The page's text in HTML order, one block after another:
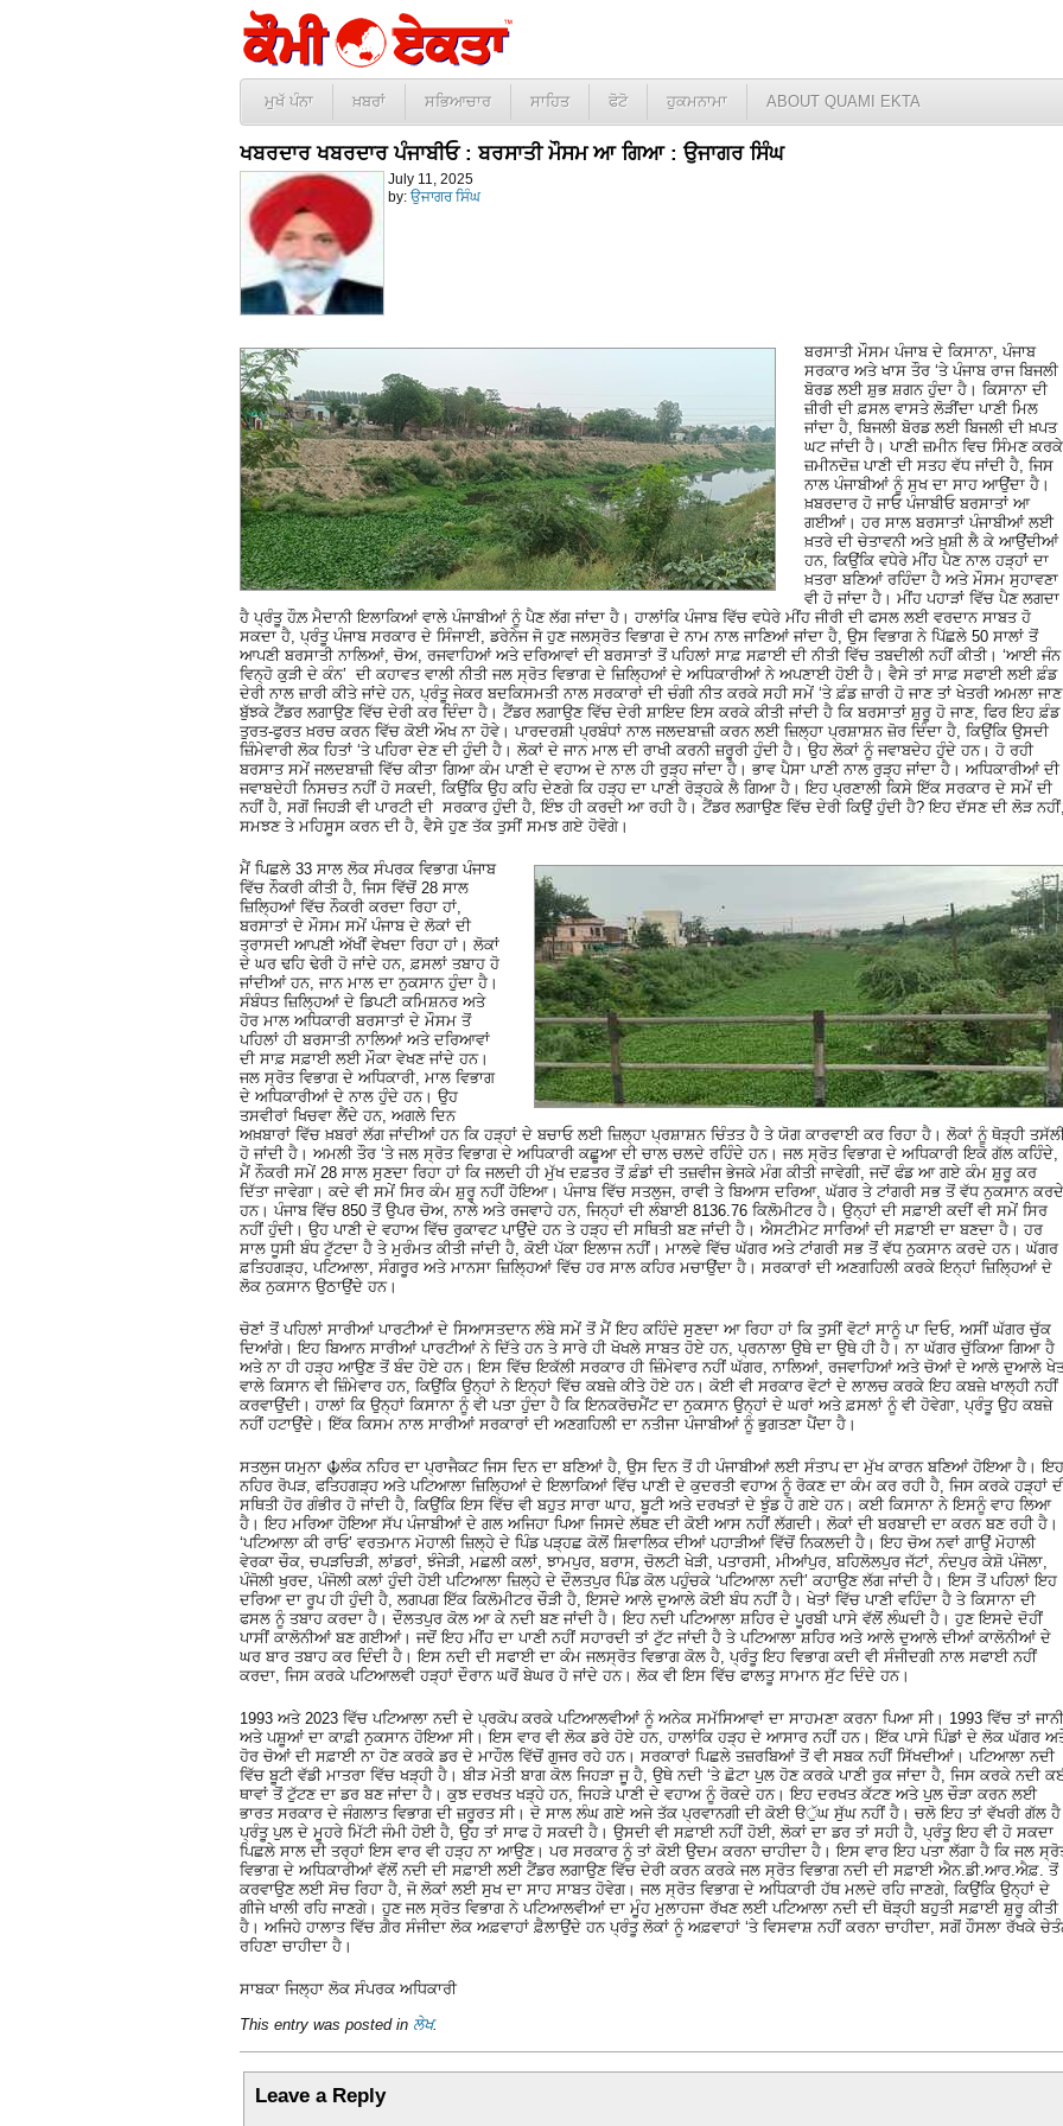
ਮੁਖੱ ਪੰਨਾ ਖ਼ਬਰਾਂ ਸਭਿਆਚਾਰ ਸਾਹਿਤ ਫੋਟੋ ਹੁਕਮਨਾਮਾ ABOUT QUAMI EKTA
ਖਬਰਦਾਰ ਖਬਰਦਾਰ ਪੰਜਾਬੀਓ : ਬਰਸਾਤੀ ਮੌਸਮ ਆ ਗਿਆ : ਉਜਾਗਰ ਸਿੰਘ
July 11, 2025
by: ਉਜਾਗਰ ਸਿੰਘ
ਬਰਸਾਤੀ ਮੌਸਮ ਪੰਜਾਬ ਦੇ ਕਿਸਾਨਾ, ਪੰਜਾਬ
ਸਰਕਾਰ ਅਤੇ ਖਾਸ ਤੌਰ ‘ਤੇ ਪੰਜਾਬ ਰਾਜ ਬਿਜਲੀ
ਬੋਰਡ ਲਈ ਸ਼ੁਭ ਸ਼ਗਨ ਹੁੰਦਾ ਹੈ। ਕਿਸਾਨਾ ਦੀ
ਜ਼ੀਰੀ ਦੀ ਫ਼ਸਲ ਵਾਸਤੇ ਲੋੜੀਂਦਾ ਪਾਣੀ ਮਿਲ
ਜਾਂਦਾ ਹੈ, ਬਿਜਲੀ ਬੋਰਡ ਲਈ ਬਿਜਲੀ ਦੀ ਖ਼ਪਤ
ਘਟ ਜਾਂਦੀ ਹੈ। ਪਾਣੀ ਜ਼ਮੀਨ ਵਿਚ ਸਿੰਮਣ ਕਰਕੇ
ਜ਼ਮੀਨਦੋਜ਼ ਪਾਣੀ ਦੀ ਸਤਹ ਵੱਧ ਜਾਂਦੀ ਹੈ, ਜਿਸ
ਨਾਲ ਪੰਜਾਬੀਆਂ ਨੂੰ ਸੁਖ ਦਾ ਸਾਹ ਆਉਂਦਾ ਹੈ।
ਖ਼ਬਰਦਾਰ ਹੋ ਜਾਓ ਪੰਜਾਬੀਓ ਬਰਸਾਤਾਂ ਆ
ਗਈਆਂ। ਹਰ ਸਾਲ ਬਰਸਾਤਾਂ ਪੰਜਾਬੀਆਂ ਲਈ
ਖ਼ਤਰੇ ਦੀ ਚੇਤਾਵਨੀ ਅਤੇ ਖ਼ੁਸ਼ੀ ਲੈ ਕੇ ਆਉਂਦੀਆਂ
ਹਨ, ਕਿਉਂਕਿ ਵਧੇਰੇ ਮੀਂਹ ਪੈਣ ਨਾਲ ਹੜ੍ਹਾਂ ਦਾ
ਖ਼ਤਰਾ ਬਣਿਆਂ ਰਹਿੰਦਾ ਹੈ ਅਤੇ ਮੌਸਮ ਸੁਹਾਵਣਾ
ਵੀ ਹੋ ਜਾਂਦਾ ਹੈ। ਮੀਂਹ ਪਹਾੜਾਂ ਵਿੱਚ ਪੈਣ ਲਗਦਾ
ਹੈ ਪ੍ਰੰਤੂ ਹੌਲ਼ ਮੈਦਾਨੀ ਇਲਾਕਿਆਂ ਵਾਲੇ ਪੰਜਾਬੀਆਂ ਨੂੰ ਪੈਣ ਲੱਗ ਜਾਂਦਾ ਹੈ। ਹਾਲਾਂਕਿ ਪੰਜਾਬ ਵਿੱਚ ਵਧੇਰੇ ਮੀਂਹ ਜੀਰੀ ਦੀ ਫਸਲ ਲਈ ਵਰਦਾਨ ਸਾਬਤ ਹੋ
ਸਕਦਾ ਹੈ, ਪ੍ਰੰਤੂ ਪੰਜਾਬ ਸਰਕਾਰ ਦੇ ਸਿੰਜਾਈ, ਡਰੇਨੇਜ ਜੋ ਹੁਣ ਜਲਸ੍ਰੋਤ ਵਿਭਾਗ ਦੇ ਨਾਮ ਨਾਲ ਜਾਣਿਆਂ ਜਾਂਦਾ ਹੈ, ਉਸ ਵਿਭਾਗ ਨੇ ਪਿੱਛਲੇ 50 ਸਾਲਾਂ ਤੋਂ
ਆਪਣੀ ਬਰਸਾਤੀ ਨਾਲਿਆਂ, ਚੋਅ, ਰਜਵਾਹਿਆਂ ਅਤੇ ਦਰਿਆਵਾਂ ਦੀ ਬਰਸਾਤਾਂ ਤੋਂ ਪਹਿਲਾਂ ਸਾਫ਼ ਸਫ਼ਾਈ ਦੀ ਨੀਤੀ ਵਿੱਚ ਤਬਦੀਲੀ ਨਹੀਂ ਕੀਤੀ। ‘ਆਈ ਜੰਨ
ਵਿਨ੍ਹੋ ਕੁੜੀ ਦੇ ਕੰਨ’ ਦੀ ਕਹਾਵਤ ਵਾਲੀ ਨੀਤੀ ਜਲ ਸ੍ਰੋਤ ਵਿਭਾਗ ਦੇ ਜ਼ਿਲਿ੍ਹਆਂ ਦੇ ਅਧਿਕਾਰੀਆਂ ਨੇ ਅਪਣਾਈ ਹੋਈ ਹੈ। ਵੈਸੇ ਤਾਂ ਸਾਫ਼ ਸਫਾਈ ਲਈ ਫ਼ੰਡ
ਦੇਰੀ ਨਾਲ ਜ਼ਾਰੀ ਕੀਤੇ ਜਾਂਦੇ ਹਨ, ਪ੍ਰੰਤੂ ਜੇਕਰ ਬਦਕਿਸਮਤੀ ਨਾਲ ਸਰਕਾਰਾਂ ਦੀ ਚੰਗੀ ਨੀਤ ਕਰਕੇ ਸਹੀ ਸਮੇਂ ‘ਤੇ ਫ਼ੰਡ ਜ਼ਾਰੀ ਹੋ ਜਾਣ ਤਾਂ ਖੇਤਰੀ ਅਮਲਾ ਜਾਣ
ਬੁੱਝਕੇ ਟੈਂਡਰ ਲਗਾਉਣ ਵਿੱਚ ਦੇਰੀ ਕਰ ਦਿੰਦਾ ਹੈ। ਟੈਂਡਰ ਲਗਾਉਣ ਵਿੱਚ ਦੇਰੀ ਸ਼ਾਇਦ ਇਸ ਕਰਕੇ ਕੀਤੀ ਜਾਂਦੀ ਹੈ ਕਿ ਬਰਸਾਤਾਂ ਸ਼ੁਰੂ ਹੋ ਜਾਣ, ਫਿਰ ਇਹ ਫ਼ੰਡ
ਤੁਰਤ-ਫੁਰਤ ਖ਼ਰਚ ਕਰਨ ਵਿੱਚ ਕੋਈ ਔਖ ਨਾ ਹੋਵੇ। ਪਾਰਦਰਸ਼ੀ ਪ੍ਰਬੰਧਾਂ ਨਾਲ ਜਲਦਬਾਜ਼ੀ ਕਰਨ ਲਈ ਜ਼ਿਲ੍ਹਾ ਪ੍ਰਸ਼ਾਸ਼ਨ ਜ਼ੋਰ ਦਿੰਦਾ ਹੈ, ਕਿਉਂਕਿ ਉਸਦੀ
ਜ਼ਿੰਮੇਵਾਰੀ ਲੋਕ ਹਿਤਾਂ ‘ਤੇ ਪਹਿਰਾ ਦੇਣ ਦੀ ਹੁੰਦੀ ਹੈ। ਲੋਕਾਂ ਦੇ ਜਾਨ ਮਾਲ ਦੀ ਰਾਖੀ ਕਰਨੀ ਜ਼ਰੂਰੀ ਹੁੰਦੀ ਹੈ। ਉਹ ਲੋਕਾਂ ਨੂੰ ਜਵਾਬਦੇਹ ਹੁੰਦੇ ਹਨ। ਹੋ ਰਹੀ
ਬਰਸਾਤ ਸਮੇਂ ਜਲਦਬਾਜ਼ੀ ਵਿੱਚ ਕੀਤਾ ਗਿਆ ਕੰਮ ਪਾਣੀ ਦੇ ਵਹਾਅ ਦੇ ਨਾਲ ਹੀ ਰੁੜ੍ਹ ਜਾਂਦਾ ਹੈ। ਭਾਵ ਪੈਸਾ ਪਾਣੀ ਨਾਲ ਰੁੜ੍ਹ ਜਾਂਦਾ ਹੈ। ਅਧਿਕਾਰੀਆਂ ਦੀ
ਜਵਾਬਦੇਹੀ ਨਿਸਚਤ ਨਹੀਂ ਹੋ ਸਕਦੀ, ਕਿਉਂਕਿ ਉਹ ਕਹਿ ਦੇਣਗੇ ਕਿ ਹੜ੍ਹ ਦਾ ਪਾਣੀ ਰੋੜ੍ਹਕੇ ਲੈ ਗਿਆ ਹੈ। ਇਹ ਪ੍ਰਣਾਲੀ ਕਿਸੇ ਇੱਕ ਸਰਕਾਰ ਦੇ ਸਮੇਂ ਦੀ
ਨਹੀਂ ਹੈ, ਸਗੋਂ ਜਿਹੜੀ ਵੀ ਪਾਰਟੀ ਦੀ ਸਰਕਾਰ ਹੁੰਦੀ ਹੈ, ਇੰਝ ਹੀ ਕਰਦੀ ਆ ਰਹੀ ਹੈ। ਟੈਂਡਰ ਲਗਾਉਣ ਵਿੱਚ ਦੇਰੀ ਕਿਉਂ ਹੁੰਦੀ ਹੈ? ਇਹ ਦੱਸਣ ਦੀ ਲੋੜ
ਸਮਝਣ ਤੇ ਮਹਿਸੂਸ ਕਰਨ ਦੀ ਹੈ, ਵੈਸੇ ਹੁਣ ਤੱਕ ਤੁਸੀਂ ਸਮਝ ਗਏ ਹੋਵੋਗੇ।
ਮੈਂ ਪਿਛਲੇ 33 ਸਾਲ ਲੋਕ ਸੰਪਰਕ ਵਿਭਾਗ ਪੰਜਾਬ
ਵਿੱਚ ਨੌਕਰੀ ਕੀਤੀ ਹੈ, ਜਿਸ ਵਿੱਚੋਂ 28 ਸਾਲ
ਜ਼ਿਲਿ੍ਹਆਂ ਵਿੱਚ ਨੌਕਰੀ ਕਰਦਾ ਰਿਹਾ ਹਾਂ,
ਬਰਸਾਤਾਂ ਦੇ ਮੌਸਮ ਸਮੇਂ ਪੰਜਾਬ ਦੇ ਲੋਕਾਂ ਦੀ
ਤ੍ਰਾਸਦੀ ਆਪਣੀ ਅੱਖੀਂ ਵੇਖਦਾ ਰਿਹਾ ਹਾਂ। ਲੋਕਾਂ
ਦੇ ਘਰ ਢਹਿ ਢੇਰੀ ਹੋ ਜਾਂਦੇ ਹਨ, ਫ਼ਸਲਾਂ ਤਬਾਹ ਹੋ
ਜਾਂਦੀਆਂ ਹਨ, ਜਾਨ ਮਾਲ ਦਾ ਨੁਕਸਾਨ ਹੁੰਦਾ ਹੈ।
ਸੰਬੰਧਤ ਜ਼ਿਲਿ੍ਹਆਂ ਦੇ ਡਿਪਟੀ ਕਮਿਸ਼ਨਰ ਅਤੇ
ਹੋਰ ਮਾਲ ਅਧਿਕਾਰੀ ਬਰਸਾਤਾਂ ਦੇ ਮੌਸਮ ਤੋਂ
ਪਹਿਲਾਂ ਹੀ ਬਰਸਾਤੀ ਨਾਲਿਆਂ ਅਤੇ ਦਰਿਆਵਾਂ
ਦੀ ਸਾਫ਼ ਸਫ਼ਾਈ ਲਈ ਮੌਕਾ ਵੇਖਣ ਜਾਂਦੇ ਹਨ।
ਜਲ ਸ੍ਰੋਤ ਵਿਭਾਗ ਦੇ ਅਧਿਕਾਰੀ, ਮਾਲ ਵਿਭਾਗ
ਦੇ ਅਧਿਕਾਰੀਆਂ ਦੇ ਨਾਲ ਹੁੰਦੇ ਹਨ। ਉਹ
ਤਸਵੀਰਾਂ ਖਿਚਵਾ ਲੈਂਦੇ ਹਨ, ਅਗਲੇ ਦਿਨ
ਅਖ਼ਬਾਰਾਂ ਵਿੱਚ ਖ਼ਬਰਾਂ ਲੱਗ ਜਾਂਦੀਆਂ ਹਨ ਕਿ ਹੜ੍ਹਾਂ ਦੇ ਬਚਾਓ ਲਈ ਜ਼ਿਲ੍ਹਾ ਪ੍ਰਸ਼ਾਸ਼ਨ ਚਿੰਤਤ ਹੈ ਤੇ ਯੋਗ ਕਾਰਵਾਈ ਕਰ ਰਿਹਾ ਹੈ। ਲੋਕਾਂ ਨੂੰ ਥੋੜ੍ਹੀ
ਹੋ ਜਾਂਦੀ ਹੈ। ਅਮਲੀ ਤੌਰ ‘ਤੇ ਜਲ ਸ੍ਰੋਤ ਵਿਭਾਗ ਦੇ ਅਧਿਕਾਰੀ ਕਛੂਆ ਦੀ ਚਾਲ ਚਲਦੇ ਰਹਿੰਦੇ ਹਨ। ਜਲ ਸ੍ਰੋਤ ਵਿਭਾਗ ਦੇ ਅਧਿਕਾਰੀ ਇਕੋ ਗੱਲ ਕਹਿੰਦੇ,
ਮੈਂ ਨੌਕਰੀ ਸਮੇਂ 28 ਸਾਲ ਸੁਣਦਾ ਰਿਹਾ ਹਾਂ ਕਿ ਜਲਦੀ ਹੀ ਮੁੱਖ ਦਫ਼ਤਰ ਤੋਂ ਫ਼ੰਡਾਂ ਦੀ ਤਜ਼ਵੀਜ ਭੇਜਕੇ ਮੰਗ ਕੀਤੀ ਜਾਵੇਗੀ, ਜਦੋਂ ਫੰਡ ਆ ਗਏ ਕੰਮ ਸ਼ੁਰੂ ਕਰ
ਦਿੱਤਾ ਜਾਵੇਗਾ। ਕਦੇ ਵੀ ਸਮੇਂ ਸਿਰ ਕੰਮ ਸ਼ੁਰੂ ਨਹੀਂ ਹੋਇਆ। ਪੰਜਾਬ ਵਿੱਚ ਸਤਲੁਜ, ਰਾਵੀ ਤੇ ਬਿਆਸ ਦਰਿਆ, ਘੱਗਰ ਤੇ ਟਾਂਗਰੀ ਸਭ ਤੋਂ ਵੱਧ ਨੁਕਸਾਨ ਕਰਦੇ
ਹਨ। ਪੰਜਾਬ ਵਿੱਚ 850 ਤੋਂ ਉਪਰ ਚੋਅ, ਨਾਲੇ ਅਤੇ ਰਜਵਾਹੇ ਹਨ, ਜਿਨ੍ਹਾਂ ਦੀ ਲੰਬਾਈ 8136.76 ਕਿਲੋਮੀਟਰ ਹੈ। ਉਨ੍ਹਾਂ ਦੀ ਸਫ਼ਾਈ ਕਦੀਂ ਵੀ ਸਮੇਂ ਸਿਰ
ਨਹੀਂ ਹੁੰਦੀ। ਉਹ ਪਾਣੀ ਦੇ ਵਹਾਅ ਵਿੱਚ ਰੁਕਾਵਟ ਪਾਉਂਦੇ ਹਨ ਤੇ ਹੜ੍ਹ ਦੀ ਸਥਿਤੀ ਬਣ ਜਾਂਦੀ ਹੈ। ਐਸਟੀਮੇਟ ਸਾਰਿਆਂ ਦੀ ਸਫ਼ਾਈ ਦਾ ਬਣਦਾ ਹੈ। ਹਰ
ਸਾਲ ਧੂਸੀ ਬੰਧ ਟੁੱਟਦਾ ਹੈ ਤੇ ਮੁਰੰਮਤ ਕੀਤੀ ਜਾਂਦੀ ਹੈ, ਕੋਈ ਪੱਕਾ ਇਲਾਜ ਨਹੀਂ। ਮਾਲਵੇ ਵਿੱਚ ਘੱਗਰ ਅਤੇ ਟਾਂਗਰੀ ਸਭ ਤੋਂ ਵੱਧ ਨੁਕਸਾਨ ਕਰਦੇ ਹਨ। ਘੱਗਰ
ਫ਼ਤਿਹਗੜ੍ਹ, ਪਟਿਆਲਾ, ਸੰਗਰੂਰ ਅਤੇ ਮਾਨਸਾ ਜ਼ਿਲਿ੍ਹਆਂ ਵਿੱਚ ਹਰ ਸਾਲ ਕਹਿਰ ਮਚਾਉਂਦਾ ਹੈ। ਸਰਕਾਰਾਂ ਦੀ ਅਣਗਹਿਲੀ ਕਰਕੇ ਇਨ੍ਹਾਂ ਜ਼ਿਲਿ੍ਹਆਂ ਦੇ
ਲੋਕ ਨੁਕਸਾਨ ਉਠਾਉਂਦੇ ਹਨ।
ਚੋਣਾਂ ਤੋਂ ਪਹਿਲਾਂ ਸਾਰੀਆਂ ਪਾਰਟੀਆਂ ਦੇ ਸਿਆਸਤਦਾਨ ਲੰਬੇ ਸਮੇਂ ਤੋਂ ਮੈਂ ਇਹ ਕਹਿੰਦੇ ਸੁਣਦਾ ਆ ਰਿਹਾ ਹਾਂ ਕਿ ਤੁਸੀਂ ਵੋਟਾਂ ਸਾਨੂੰ ਪਾ ਦਿਓ, ਅਸੀਂ ਘੱਗਰ ਚੁੱਕ
ਦਿਆਂਗੇ। ਇਹ ਬਿਆਨ ਸਾਰੀਆਂ ਪਾਰਟੀਆਂ ਨੇ ਦਿੱਤੇ ਹਨ ਤੇ ਸਾਰੇ ਹੀ ਖੋਖਲੇ ਸਾਬਤ ਹੋਏ ਹਨ, ਪ੍ਰਨਾਲਾ ਉਥੇ ਦਾ ਉਥੇ ਹੀ ਹੈ। ਨਾ ਘੱਗਰ ਚੁੱਕਿਆ ਗਿਆ ਹੈ
ਅਤੇ ਨਾ ਹੀ ਹੜ੍ਹ ਆਉਣ ਤੋਂ ਬੰਦ ਹੋਏ ਹਨ। ਇਸ ਵਿੱਚ ਇਕੱਲੀ ਸਰਕਾਰ ਹੀ ਜ਼ਿੰਮੇਵਾਰ ਨਹੀਂ ਘੱਗਰ, ਨਾਲਿਆਂ, ਰਜਵਾਹਿਆਂ ਅਤੇ ਚੋਆਂ ਦੇ ਆਲੇ ਦੁਆਲੇ
ਵਾਲੇ ਕਿਸਾਨ ਵੀ ਜ਼ਿੰਮੇਵਾਰ ਹਨ, ਕਿਉਂਕਿ ਉਨ੍ਹਾਂ ਨੇ ਇਨ੍ਹਾਂ ਵਿੱਚ ਕਬਜ਼ੇ ਕੀਤੇ ਹੋਏ ਹਨ। ਕੋਈ ਵੀ ਸਰਕਾਰ ਵੋਟਾਂ ਦੇ ਲਾਲਚ ਕਰਕੇ ਇਹ ਕਬਜ਼ੇ ਖਾਲ੍ਹੀ ਨਹੀਂ
ਕਰਵਾਉਂਦੀ। ਹਾਲਾਂ ਕਿ ਉਨ੍ਹਾਂ ਕਿਸਾਨਾ ਨੂੰ ਵੀ ਪਤਾ ਹੁੰਦਾ ਹੈ ਕਿ ਇਨਕਰੋਚਮੈਂਟ ਦਾ ਨੁਕਸਾਨ ਉਨ੍ਹਾਂ ਦੇ ਘਰਾਂ ਅਤੇ ਫ਼ਸਲਾਂ ਨੂੰ ਵੀ ਹੋਵੇਗਾ, ਪ੍ਰੰਤੂ ਉਹ ਕਬਜ਼ੇ
ਨਹੀਂ ਹਟਾਉਂਦੇ। ਇੱਕ ਕਿਸਮ ਨਾਲ ਸਾਰੀਆਂ ਸਰਕਾਰਾਂ ਦੀ ਅਣਗਹਿਲੀ ਦਾ ਨਤੀਜਾ ਪੰਜਾਬੀਆਂ ਨੂੰ ਭੁਗਤਣਾ ਪੈਂਦਾ ਹੈ।
ਸਤਲੁਜ ਯਮੁਨਾ ☬ਲੰਕ ਨਹਿਰ ਦਾ ਪ੍ਰਾਜੈਕਟ ਜਿਸ ਦਿਨ ਦਾ ਬਣਿਆਂ ਹੈ, ਉਸ ਦਿਨ ਤੋਂ ਹੀ ਪੰਜਾਬੀਆਂ ਲਈ ਸੰਤਾਪ ਦਾ ਮੁੱਖ ਕਾਰਨ ਬਣਿਆਂ ਹੋਇਆ ਹੈ। ਇਹ
ਨਹਿਰ ਰੋਪੜ, ਫਤਿਹਗੜ੍ਹ ਅਤੇ ਪਟਿਆਲਾ ਜ਼ਿਲਿ੍ਹਆਂ ਦੇ ਇਲਾਕਿਆਂ ਵਿੱਚ ਪਾਣੀ ਦੇ ਕੁਦਰਤੀ ਵਹਾਅ ਨੂੰ ਰੋਕਣ ਦਾ ਕੰਮ ਕਰ ਰਹੀ ਹੈ, ਜਿਸ ਕਰਕੇ ਹੜ੍ਹਾਂ
ਸਥਿਤੀ ਹੋਰ ਗੰਭੀਰ ਹੋ ਜਾਂਦੀ ਹੈ, ਕਿਉਂਕਿ ਇਸ ਵਿੱਚ ਵੀ ਬਹੁਤ ਸਾਰਾ ਘਾਹ, ਬੂਟੀ ਅਤੇ ਦਰਖਤਾਂ ਦੇ ਝੁੰਡ ਹੋ ਗਏ ਹਨ। ਕਈ ਕਿਸਾਨਾ ਨੇ ਇਸਨੂੰ ਵਾਹ ਲਿਆ
ਹੈ। ਇਹ ਮਰਿਆ ਹੋਇਆ ਸੱਪ ਪੰਜਾਬੀਆਂ ਦੇ ਗਲ ਅਜਿਹਾ ਪਿਆ ਜਿਸਦੇ ਲੱਥਣ ਦੀ ਕੋਈ ਆਸ ਨਹੀਂ ਲੱਗਦੀ। ਲੋਕਾਂ ਦੀ ਬਰਬਾਦੀ ਦਾ ਕਰਨ ਬਣ ਰਹੀ ਹੈ।
‘ਪਟਿਆਲਾ ਕੀ ਰਾਓ’ ਵਰਤਮਾਨ ਮੋਹਾਲੀ ਜ਼ਿਲ੍ਹੇ ਦੇ ਪਿੰਡ ਪੜ੍ਹਛ ਕੋਲੋਂ ਸ਼ਿਵਾਲਿਕ ਦੀਆਂ ਪਹਾੜੀਆਂ ਵਿੱਚੋਂ ਨਿਕਲਦੀ ਹੈ। ਇਹ ਚੋਅ ਨਵਾਂ ਗਾਉਂ ਮੋਹਾਲੀ
ਵੇਰਕਾ ਚੌਕ, ਚਪੜਚਿੜੀ, ਲਾਂਡਰਾਂ, ਝੰਜੇੜੀ, ਮਛਲੀ ਕਲਾਂ, ਝਾਮਪੁਰ, ਬਰਾਸ, ਚੋਲਟੀ ਖੇੜੀ, ਪਤਾਰਸੀ, ਮੀਆਂਪੁਰ, ਬਹਿਲੋਲਪੁਰ ਜੱਟਾਂ, ਨੰਦਪੁਰ ਕੇਸ਼ੋ ਪੰਜੋਲਾ,
ਪੰਜੋਲੀ ਖੁਰਦ, ਪੰਜੋਲੀ ਕਲਾਂ ਹੁੰਦੀ ਹੋਈ ਪਟਿਆਲਾ ਜ਼ਿਲ੍ਹੇ ਦੇ ਦੌਲਤਪੁਰ ਪਿੰਡ ਕੋਲ ਪਹੁੰਚਕੇ ‘ਪਟਿਆਲਾ ਨਦੀ’ ਕਹਾਉਣ ਲੱਗ ਜਾਂਦੀ ਹੈ। ਇਸ ਤੋਂ ਪਹਿਲਾਂ ਇਹ
ਦਰਿਆ ਦਾ ਰੂਪ ਹੀ ਹੁੰਦੀ ਹੈ, ਲਗਪਗ ਇੱਕ ਕਿਲੋਮੀਟਰ ਚੌੜੀ ਹੈ, ਇਸਦੇ ਆਲੇ ਦੁਆਲੇ ਕੋਈ ਬੰਧ ਨਹੀਂ ਹੈ। ਖੇਤਾਂ ਵਿੱਚ ਪਾਣੀ ਵਹਿੰਦਾ ਹੈ ਤੇ ਕਿਸਾਨਾ ਦੀ
ਫਸਲ ਨੂੰ ਤਬਾਹ ਕਰਦਾ ਹੈ। ਦੌਲਤਪੁਰ ਕੋਲ ਆ ਕੇ ਨਦੀ ਬਣ ਜਾਂਦੀ ਹੈ। ਇਹ ਨਦੀ ਪਟਿਆਲਾ ਸ਼ਹਿਰ ਦੇ ਪੂਰਬੀ ਪਾਸੇ ਵੱਲੋਂ ਲੰਘਦੀ ਹੈ। ਹੁਣ ਇਸਦੇ ਦੋਹੀਂ
ਪਾਸੀਂ ਕਾਲੋਨੀਆਂ ਬਣ ਗਈਆਂ। ਜਦੋਂ ਇਹ ਮੀਂਹ ਦਾ ਪਾਣੀ ਨਹੀਂ ਸਹਾਰਦੀ ਤਾਂ ਟੁੱਟ ਜਾਂਦੀ ਹੈ ਤੇ ਪਟਿਆਲਾ ਸ਼ਹਿਰ ਅਤੇ ਆਲੇ ਦੁਆਲੇ ਦੀਆਂ ਕਾਲੋਨੀਆਂ ਦੇ
ਘਰ ਬਾਰ ਤਬਾਹ ਕਰ ਦਿੰਦੀ ਹੈ। ਇਸ ਨਦੀ ਦੀ ਸਫਾਈ ਦਾ ਕੰਮ ਜਲਸ੍ਰੋਤ ਵਿਭਾਗ ਕੋਲ ਹੈ, ਪ੍ਰੰਤੂ ਇਹ ਵਿਭਾਗ ਕਦੀ ਵੀ ਸੰਜੀਦਗੀ ਨਾਲ ਸਫਾਈ ਨਹੀਂ
ਕਰਦਾ, ਜਿਸ ਕਰਕੇ ਪਟਿਆਲਵੀ ਹੜ੍ਹਾਂ ਦੌਰਾਨ ਘਰੋਂ ਬੇਘਰ ਹੋ ਜਾਂਦੇ ਹਨ। ਲੋਕ ਵੀ ਇਸ ਵਿੱਚ ਫਾਲਤੂ ਸਾਮਾਨ ਸੁੱਟ ਦਿੰਦੇ ਹਨ।
1993 ਅਤੇ 2023 ਵਿੱਚ ਪਟਿਆਲਾ ਨਦੀ ਦੇ ਪ੍ਰਕੋਪ ਕਰਕੇ ਪਟਿਆਲਵੀਆਂ ਨੂੰ ਅਨੇਕ ਸਮੱਸਿਆਵਾਂ ਦਾ ਸਾਹਮਣਾ ਕਰਨਾ ਪਿਆ ਸੀ। 1993 ਵਿੱਚ ਤਾਂ ਜਾਨੀ
ਅਤੇ ਪਸ਼ੂਆਂ ਦਾ ਕਾਫ਼ੀ ਨੁਕਸਾਨ ਹੋਇਆ ਸੀ। ਇਸ ਵਾਰ ਵੀ ਲੋਕ ਡਰੇ ਹੋਏ ਹਨ, ਹਾਲਾਂਕਿ ਹੜ੍ਹ ਦੇ ਆਸਾਰ ਨਹੀਂ ਹਨ। ਇੱਕ ਪਾਸੇ ਪਿੰਡਾਂ ਦੇ ਲੋਕ ਘੱਗਰ
ਹੋਰ ਚੋਆਂ ਦੀ ਸਫ਼ਾਈ ਨਾ ਹੋਣ ਕਰਕੇ ਡਰ ਦੇ ਮਾਹੌਲ ਵਿੱਚੋਂ ਗੁਜਰ ਰਹੇ ਹਨ। ਸਰਕਾਰਾਂ ਪਿਛਲੇ ਤਜ਼ਰਬਿਆਂ ਤੋਂ ਵੀ ਸਬਕ ਨਹੀਂ ਸਿੱਖਦੀਆਂ। ਪਟਿਆਲਾ ਨਦੀ
ਵਿੱਚ ਬੂਟੀ ਵੱਡੀ ਮਾਤਰਾ ਵਿੱਚ ਖੜ੍ਹੀ ਹੈ। ਬੀੜ ਮੋਤੀ ਬਾਗ ਕੋਲ ਜਿਹੜਾ ਜੂ ਹੈ, ਉਥੇ ਨਦੀ ‘ਤੇ ਛੋਟਾ ਪੁਲ ਹੋਣ ਕਰਕੇ ਪਾਣੀ ਰੁਕ ਜਾਂਦਾ ਹੈ, ਜਿਸ ਕਰਕੇ ਨਦੀ
ਥਾਵਾਂ ਤੋਂ ਟੁੱਟਣ ਦਾ ਡਰ ਬਣ ਜਾਂਦਾ ਹੈ। ਕੁਝ ਦਰਖਤ ਖੜ੍ਹੇ ਹਨ, ਜਿਹੜੇ ਪਾਣੀ ਦੇ ਵਹਾਅ ਨੂੰ ਰੋਕਦੇ ਹਨ। ਇਹ ਦਰਖਤ ਕੱਟਣ ਅਤੇ ਪੁਲ ਚੌੜਾ ਕਰਨ ਲਈ
ਭਾਰਤ ਸਰਕਾਰ ਦੇ ਜੰਗਲਾਤ ਵਿਭਾਗ ਦੀ ਜ਼ਰੂਰਤ ਸੀ। ਦੋ ਸਾਲ ਲੰਘ ਗਏ ਅਜੇ ਤੱਕ ਪ੍ਰਵਾਨਗੀ ਦੀ ਕੋਈ ੳੁੱਘ ਸੁੱਘ ਨਹੀਂ ਹੈ। ਚਲੋ ਇਹ ਤਾਂ ਵੱਖਰੀ ਗੱਲ ਹੈ
ਪ੍ਰੰਤੂ ਪੁਲ ਦੇ ਮੂਹਰੇ ਮਿੱਟੀ ਜੰਮੀ ਹੋਈ ਹੈ, ਉਹ ਤਾਂ ਸਾਫ ਹੋ ਸਕਦੀ ਹੈ। ਉਸਦੀ ਵੀ ਸਫ਼ਾਈ ਨਹੀਂ ਹੋਈ, ਲੋਕਾਂ ਦਾ ਡਰ ਤਾਂ ਸਹੀ ਹੈ, ਪ੍ਰੰਤੂ ਇਹ ਵੀ ਹੋ ਸਕਦਾ
ਪਿਛਲੇ ਸਾਲ ਦੀ ਤਰ੍ਹਾਂ ਇਸ ਵਾਰ ਵੀ ਹੜ੍ਹ ਨਾ ਆਉਣ। ਪਰ ਸਰਕਾਰ ਨੂੰ ਤਾਂ ਕੋਈ ਉਦਮ ਕਰਨਾ ਚਾਹੀਦਾ ਹੈ। ਇਸ ਵਾਰ ਇਹ ਪਤਾ ਲੱਗਾ ਹੈ ਕਿ ਜਲ
ਵਿਭਾਗ ਦੇ ਅਧਿਕਾਰੀਆਂ ਵੱਲੋਂ ਨਦੀ ਦੀ ਸਫ਼ਾਈ ਲਈ ਟੈਂਡਰ ਲਗਾਉਣ ਵਿੱਚ ਦੇਰੀ ਕਰਨ ਕਰਕੇ ਜਲ ਸ੍ਰੋਤ ਵਿਭਾਗ ਨਦੀ ਦੀ ਸਫ਼ਾਈ ਐਨ.ਡੀ.ਆਰ.ਐਫ਼. ਤੋਂ
ਕਰਵਾਉਣ ਲਈ ਸੋਚ ਰਿਹਾ ਹੈ, ਜੋ ਲੋਕਾਂ ਲਈ ਸੁਖ ਦਾ ਸਾਹ ਸਾਬਤ ਹੋਵੇਗ। ਜਲ ਸ੍ਰੋਤ ਵਿਭਾਗ ਦੇ ਅਧਿਕਾਰੀ ਹੱਥ ਮਲਦੇ ਰਹਿ ਜਾਣਗੇ, ਕਿਉਂਕਿ ਉਨ੍ਹਾਂ ਦੇ
ਗੀਜੇ ਖਾਲੀ ਰਹਿ ਜਾਣਗੇ। ਹੁਣ ਜਲ ਸ੍ਰੋਤ ਵਿਭਾਗ ਨੇ ਪਟਿਆਲਵੀਆਂ ਦਾ ਮੂੰਹ ਮੁਲਾਹਜਾ ਰੱਖਣ ਲਈ ਪਟਿਆਲਾ ਨਦੀ ਦੀ ਥੋੜ੍ਹੀ ਬਹੁਤੀ ਸਫ਼ਾਈ ਸ਼ੁਰੂ ਕੀਤੀ
ਹੈ। ਅਜਿਹੇ ਹਾਲਾਤ ਵਿੱਚ ਗ਼ੈਰ ਸੰਜੀਦਾ ਲੋਕ ਅਫ਼ਵਾਹਾਂ ਫ਼ੈਲਾਉਂਦੇ ਹਨ ਪ੍ਰੰਤੂ ਲੋਕਾਂ ਨੂੰ ਅਫ਼ਵਾਹਾਂ ‘ਤੇ ਵਿਸਵਾਸ਼ ਨਹੀਂ ਕਰਨਾ ਚਾਹੀਦਾ, ਸਗੋਂ ਹੌਸਲਾ ਰੱਖਕੇ
ਰਹਿਣਾ ਚਾਹੀਦਾ ਹੈ।
ਸਾਬਕਾ ਜਿਲ੍ਹਾ ਲੋਕ ਸੰਪਰਕ ਅਧਿਕਾਰੀ
This entry was posted in ਲੇਖ.
Leave a Reply